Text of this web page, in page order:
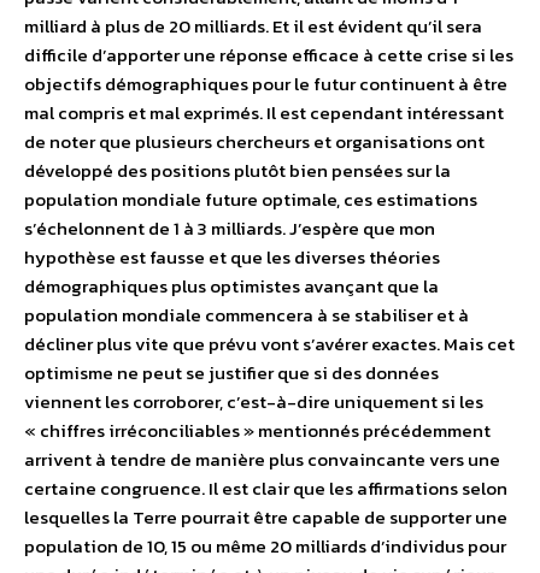
milliard à plus de 20 milliards. Et il est évident qu’il sera
difficile d’apporter une réponse efficace à cette crise si les
objectifs démographiques pour le futur continuent à être
mal compris et mal exprimés. Il est cependant intéressant
de noter que plusieurs chercheurs et organisations ont
développé des positions plutôt bien pensées sur la
population mondiale future optimale, ces estimations
s’échelonnent de 1 à 3 milliards. J’espère que mon
hypothèse est fausse et que les diverses théories
démographiques plus optimistes avançant que la
population mondiale commencera à se stabiliser et à
décliner plus vite que prévu vont s’avérer exactes. Mais cet
optimisme ne peut se justifier que si des données
viennent les corroborer, c’est-à-dire uniquement si les
« chiffres irréconciliables » mentionnés précédemment
arrivent à tendre de manière plus convaincante vers une
certaine congruence. Il est clair que les affirmations selon
lesquelles la Terre pourrait être capable de supporter une
population de 10, 15 ou même 20 milliards d’individus pour